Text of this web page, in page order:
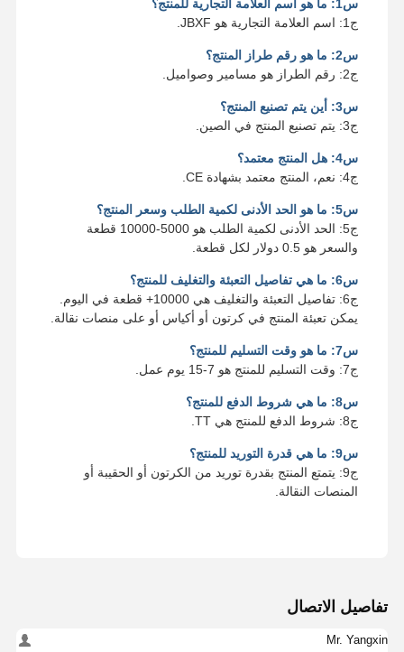
س1: ما هو اسم العلامة التجارية للمنتج؟
ج1: اسم العلامة التجارية هو JBXF.
س2: ما هو رقم طراز المنتج؟
ج2: رقم الطراز هو مسامير وصواميل.
س3: أين يتم تصنيع المنتج؟
ج3: يتم تصنيع المنتج في الصين.
س4: هل المنتج معتمد؟
ج4: نعم، المنتج معتمد بشهادة CE.
س5: ما هو الحد الأدنى لكمية الطلب وسعر المنتج؟
ج5: الحد الأدنى لكمية الطلب هو 5000-10000 قطعة
والسعر هو 0.5 دولار لكل قطعة.
س6: ما هي تفاصيل التعبئة والتغليف للمنتج؟
ج6: تفاصيل التعبئة والتغليف هي 10000+ قطعة في اليوم.
يمكن تعبئة المنتج في كرتون أو أكياس أو على منصات نقالة.
س7: ما هو وقت التسليم للمنتج؟
ج7: وقت التسليم للمنتج هو 7-15 يوم عمل.
س8: ما هي شروط الدفع للمنتج؟
ج8: شروط الدفع للمنتج هي TT.
س9: ما هي قدرة التوريد للمنتج؟
ج9: يتمتع المنتج بقدرة توريد من الكرتون أو الحقيبة أو
المنصات النقالة.
تفاصيل الاتصال
Mr. Yangxin